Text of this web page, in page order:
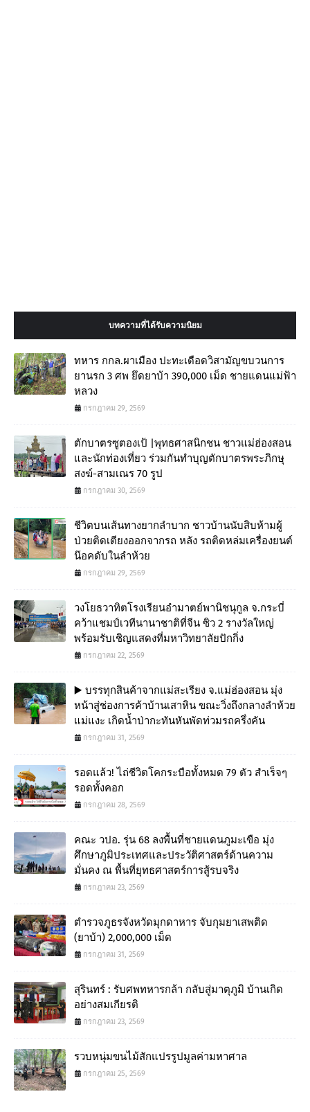
บทความที่ได้รับความนิยม
ทหาร กกล.ผาเมือง ปะทะเดือดวิสามัญขบวนการ
ยานรก 3 ศพ ยึดยาบ้า 390,000 เม็ด ชายแดนแม่ฟ้า
หลวง
กรกฎาคม 29, 2569
ตักบาตรซูตองเป้ |พุทธศาสนิกชน ชาวแม่ฮ่องสอน
และนักท่องเที่ยว ร่วมกันทำบุญตักบาตรพระภิกษุ
สงฆ์-สามเณร 70 รูป
กรกฎาคม 30, 2569
ชีวิตบนเส้นทางยากลำบาก ชาวบ้านนับสิบห้ามผู้
ป่วยติดเตียงออกจากรถ หลัง รถติดหล่มเครื่องยนต์
น๊อคดับในลำห้วย
กรกฎาคม 29, 2569
วงโยธวาทิตโรงเรียนอำมาตย์พานิชนุกูล จ.กระบี่
คว้าแชมป์เวทีนานาชาติที่จีน ซิว 2 รางวัลใหญ่
พร้อมรับเชิญแสดงที่มหาวิทยาลัยปักกิ่ง
กรกฎาคม 22, 2569
▶️ บรรทุกสินค้าจากแม่สะเรียง จ.แม่ฮ่องสอน มุ่ง
หน้าสู่ช่องการค้าบ้านเสาหิน ขณะวิ่งถึงกลางลำห้วย
แม่แงะ เกิดน้ำป่ากะทันหันพัดท่วมรถครึ่งคัน
กรกฎาคม 31, 2569
รอดแล้ว! ไถ่ชีวิตโคกระบือทั้งหมด 79 ตัว สำเร็จๆ
รอดทั้งคอก
กรกฎาคม 28, 2569
คณะ วปอ. รุ่น 68 ลงพื้นที่ชายแดนภูมะเขือ มุ่ง
ศึกษาภูมิประเทศและประวัติศาสตร์ด้านความ
มั่นคง ณ พื้นที่ยุทธศาสตร์การสู้รบจริง
กรกฎาคม 23, 2569
ตำรวจภูธรจังหวัดมุกดาหาร จับกุมยาเสพติด
(ยาบ้า) 2,000,000 เม็ด
กรกฎาคม 31, 2569
สุรินทร์ : รับศพทหารกล้า กลับสู่มาตุภูมิ บ้านเกิด
อย่างสมเกียรติ
กรกฎาคม 23, 2569
รวบหนุ่มขนไม้สักแปรรูปมูลค่ามหาศาล
กรกฎาคม 25, 2569